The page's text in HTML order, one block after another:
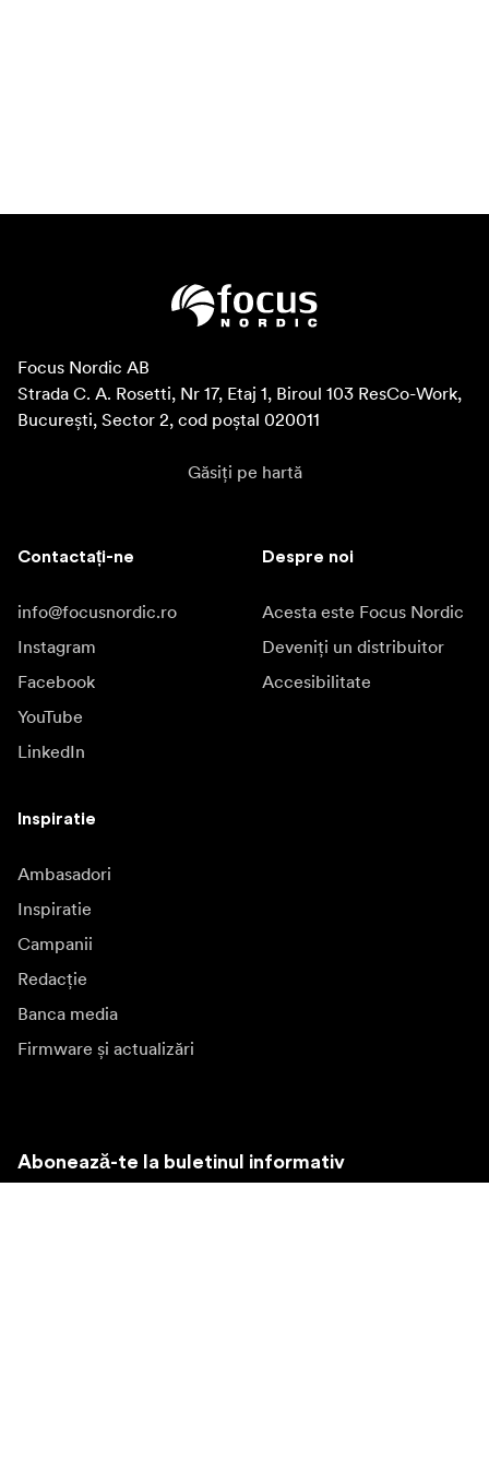
Focus Nordic AB
Strada C. A. Rosetti, Nr 17, Etaj 1, Biroul 103 ResCo-Work,
București, Sector 2, cod poștal 020011
Găsiți pe hartă
Contactați-ne
info@focusnordic.ro
Instagram
Facebook
YouTube
LinkedIn
Despre noi
Acesta este Focus Nordic
Deveniți un distribuitor
Accesibilitate
Inspiratie
Ambasadori
Inspiratie
Campanii
Redacție
Banca media
Firmware și actualizări
Abonează-te la buletinul informativ